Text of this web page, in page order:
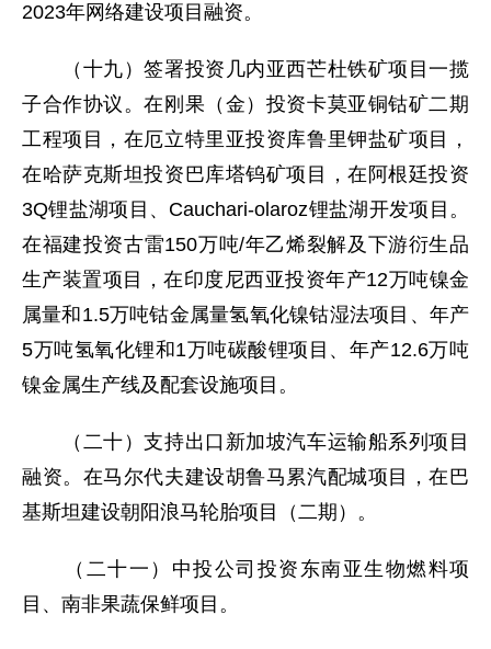
2023年网络建设项目融资。
（十九）签署投资几内亚西芒杜铁矿项目一揽
子合作协议。在刚果（金）投资卡莫亚铜钴矿二期
工程项目，在厄立特里亚投资库鲁里钾盐矿项目，
在哈萨克斯坦投资巴库塔钨矿项目，在阿根廷投资
3Q锂盐湖项目、Cauchari-olaroz锂盐湖开发项目。
在福建投资古雷150万吨/年乙烯裂解及下游衍生品
生产装置项目，在印度尼西亚投资年产12万吨镍金
属量和1.5万吨钴金属量氢氧化镍钴湿法项目、年产
5万吨氢氧化锂和1万吨碳酸锂项目、年产12.6万吨
镍金属生产线及配套设施项目。
（二十）支持出口新加坡汽车运输船系列项目
融资。在马尔代夫建设胡鲁马累汽配城项目，在巴
基斯坦建设朝阳浪马轮胎项目（二期）。
（二十一）中投公司投资东南亚生物燃料项
目、南非果蔬保鲜项目。